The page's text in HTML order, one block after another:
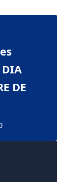
DIA
DE